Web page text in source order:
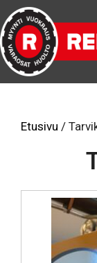
Etusivu /